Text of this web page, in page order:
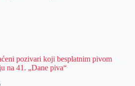
pozivari koji besplatnim pivom
na 41. „Dane piva“